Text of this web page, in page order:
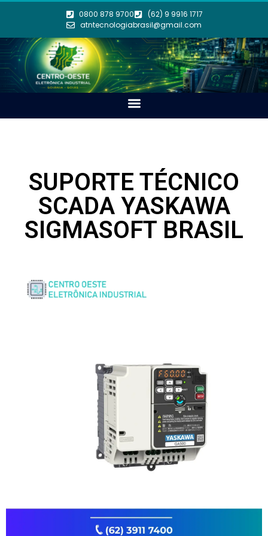
0800 878 9700
(62) 9 9916 1717
atntecnologiabrasil@gmail.com
SUPORTE TÉCNICO
SCADA YASKAWA
SIGMASOFT BRASIL